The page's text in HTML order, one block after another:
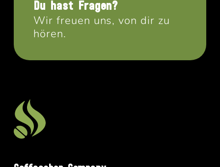
Du hast Fragen?
Wir freuen uns, von dir zu
hören.